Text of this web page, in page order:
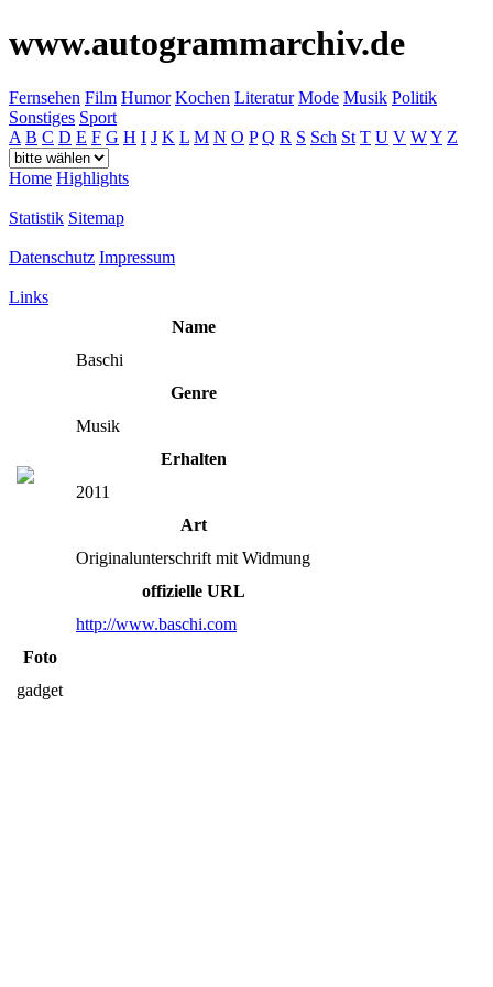
www.autogrammarchiv.de
Fernsehen Film Humor Kochen Literatur Mode Musik Politik
Sonstiges Sport
A B C D E F G H I J K L M N O P Q R S Sch St T U V WY Z
Home Highlights
Statistik Sitemap
Datenschutz Impressum
Links
Name
Baschi
Genre
Musik
Erhalten
2011
Art
Originalunterschrift mit Widmung
offizielle URL
http://www.baschi.com
Foto
gadget